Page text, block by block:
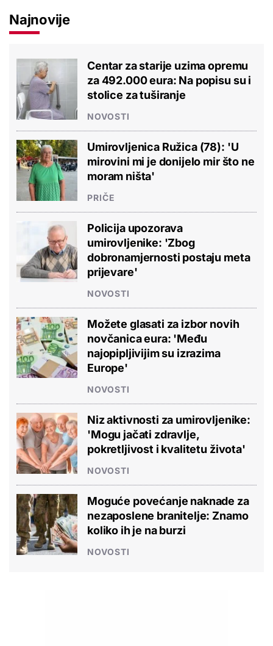
Najnovije
Centar za starije uzima opremu
za 492.000 eura: Na popisu su i
stolice za tuširanje
NOVOSTI
Umirovljenica Ružica (78): 'U
mirovini mi je donijelo mir što ne
moram ništa'
PRIČE
Policija upozorava
umirovljenike: 'Zbog
dobronamjernosti postaju meta
prijevare'
NOVOSTI
Možete glasati za izbor novih
novčanica eura: 'Među
najopipljivijim su izrazima
Europe'
NOVOSTI
Niz aktivnosti za umirovljenike:
'Mogu jačati zdravlje,
pokretljivost i kvalitetu života'
NOVOSTI
Moguće povećanje naknade za
nezaposlene branitelje: Znamo
koliko ih je na burzi
NOVOSTI